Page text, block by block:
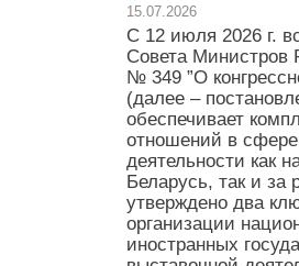
15.07.2026
С 12 июля 2026 г.
Совета Министров
№ 349 ”О
(далее –
обеспечивает
отношений в сфере
деятельности как
Беларусь, так и
утверждено два
организации
иностранных